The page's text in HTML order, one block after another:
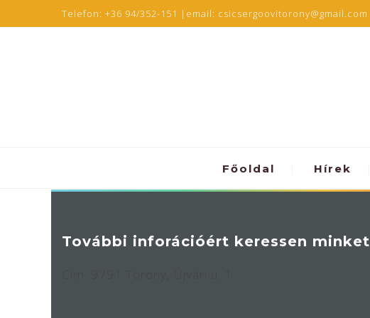
Telefon: +36 94/352-151 |email: csicsergoovitorony@gmail.com
Főoldal Hírek
További inforációért keressen minket